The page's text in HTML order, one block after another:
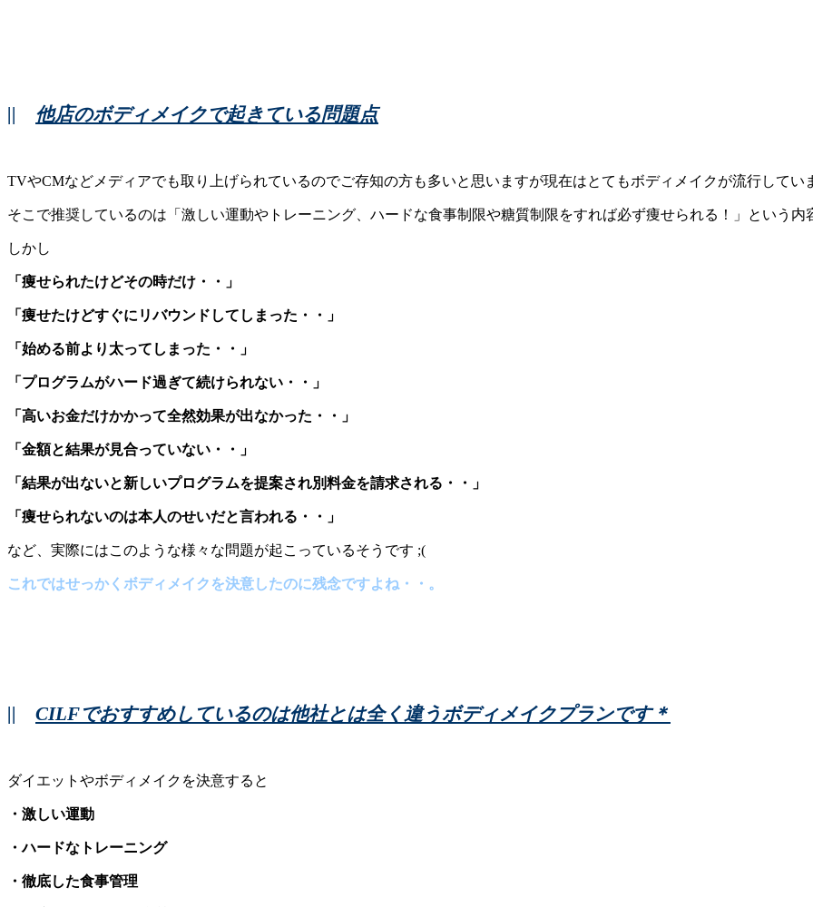
|| 他店のボディメイクで起きている問題点
TVやCMなどメディアでも取り上げられているのでご存知の方も多いと思いますが現在はとてもボディメイクが流行して
そこで推奨しているのは「激しい運動やトレーニング、ハードな食事制限や糖質制限をすれば必ず痩せられる！」という内
しかし
「痩せられたけどその時だけ・・」
「痩せたけどすぐにリバウンドしてしまった・・」
「始める前より太ってしまった・・」
「プログラムがハード過ぎて続けられない・・」
「高いお金だけかかって全然効果が出なかった・・」
「金額と結果が見合っていない・・」
「結果が出ないと新しいプログラムを提案され別料金を請求される・・」
「痩せられないのは本人のせいだと言われる・・」
など、実際にはこのような様々な問題が起こっているそうです ;(
これではせっかくボディメイクを決意したのに残念ですよね・・。
|| CILFでおすすめしているのは他社とは全く違うボディメイクプランです＊
ダイエットやボディメイクを決意すると
・激しい運動
・ハードなトレーニング
・徹底した食事管理